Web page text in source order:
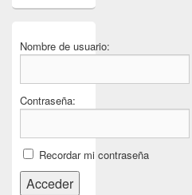
Nombre de usuario:
Contraseña:
Recordar mi contraseña
Acceder